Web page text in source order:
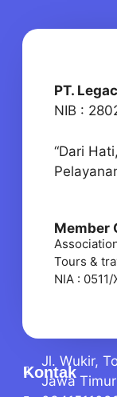
PT.
NIB :
“Dari
Member
Tours &
NIA :
Kontak
Jl. Wukir,
Jawa Timur